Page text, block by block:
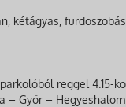
kétágyas,
reggel 4.15-
– Győr –